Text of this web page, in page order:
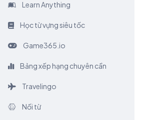
Learn Anything
Học từ vựng siêu tốc
Game365.io
Bảng xếp hạng chuyên cần
Travelingo
Nối từ